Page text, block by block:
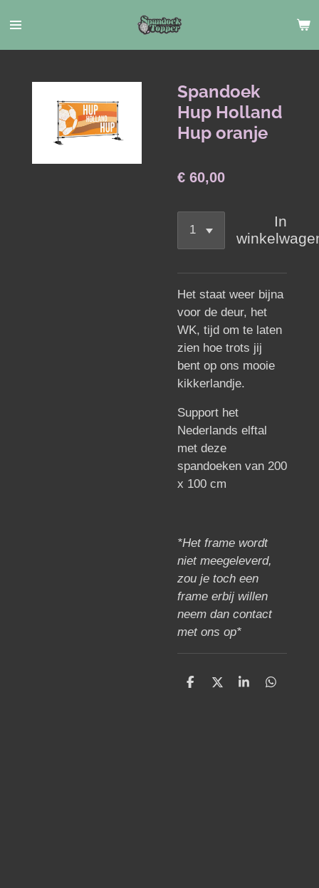
direct
naar
hoofdinhoud
Spandoek
Hup Holland
Hup oranje
€ 60,00
In
Het staat weer bijna
voor de deur, het
WK, tijd om te laten
zien hoe trots jij
bent op ons mooie
kikkerlandje.
Support het
Nederlands elftal
met deze
spandoeken van 200
x 100 cm
*Het frame wordt
niet meegeleverd,
zou je toch een
frame erbij willen
neem dan contact
met ons op*
D
D
S
D